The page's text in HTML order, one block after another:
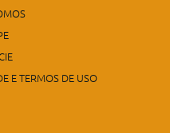
E TERMOS DE USO